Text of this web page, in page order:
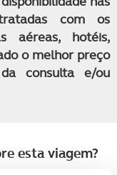
com os
aéreas, hotéis,
o melhor preço
consulta e/ou
esta viagem?